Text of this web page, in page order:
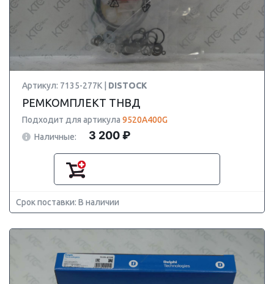
Артикул: 7135-277K | DISTOCK
РЕМКОМПЛЕКТ ТНВД
Подходит для артикула 9520A400G
Наличные:
3 200 ₽
Срок поставки: В наличии